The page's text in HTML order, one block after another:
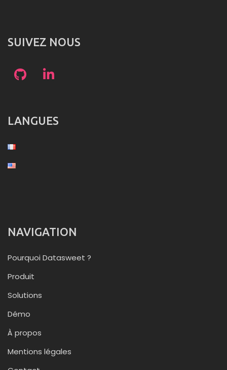
SUIVEZ NOUS
LANGUES
NAVIGATION
Pourquoi Datasweet ?
Produit
Solutions
Démo
À propos
Mentions légales